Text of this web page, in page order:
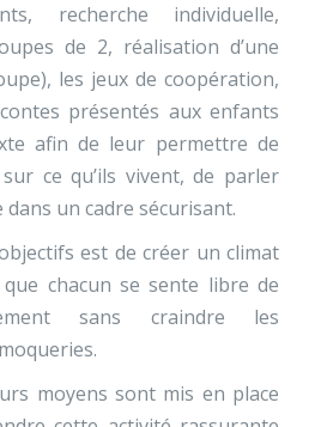
recherche individuelle,
de 2, réalisation d’une
les jeux de coopération,
présentés aux enfants
afin de leur permettre de
ce qu’ils vivent, de parler
dans un cadre sécurisant.
est de créer un climat
chacun se sente libre de
sans craindre les
moyens sont mis en place